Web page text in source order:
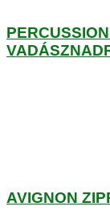
AVIGNON